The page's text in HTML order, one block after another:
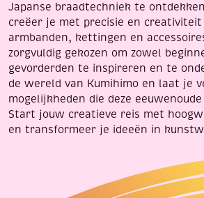
Japanse braadtechniek te
creëer je met precisie en creativiteit
armbanden, kettingen en
zorgvuldig gekozen om zowel
gevorderden te inspireren en te
de wereld van Kumihimo en laat je
mogelijkheden die deze
Start jouw creatieve reis met
en transformeer je ideeën in